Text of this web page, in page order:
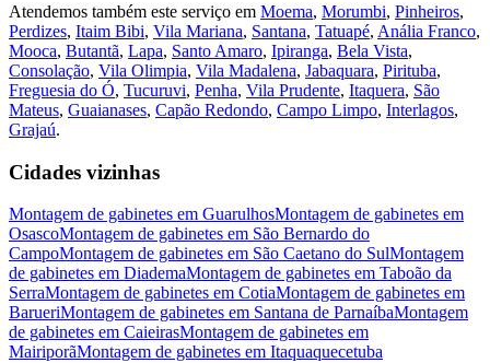
Atendemos também este serviço em Moema, Morumbi, Pinheiros,
Perdizes, Itaim Bibi, Vila Mariana, Santana, Tatuapé, Anália Franco,
Mooca, Butantã, Lapa, Santo Amaro, Ipiranga, Bela Vista,
Consolação, Vila Olimpia, Vila Madalena, Jabaquara, Pirituba,
Freguesia do Ó, Tucuruvi, Penha, Vila Prudente, Itaquera, São
Mateus, Guaianases, Capão Redondo, Campo Limpo, Interlagos,
Grajaú.
Cidades vizinhas
Montagem de gabinetes em GuarulhosMontagem de gabinetes em
OsascoMontagem de gabinetes em São Bernardo do
CampoMontagem de gabinetes em São Caetano do SulMontagem
de gabinetes em DiademaMontagem de gabinetes em Taboão da
SerraMontagem de gabinetes em CotiaMontagem de gabinetes em
BarueriMontagem de gabinetes em Santana de ParnaíbaMontagem
de gabinetes em CaieirasMontagem de gabinetes em
MairiporãMontagem de gabinetes em Itaquaquecetuba